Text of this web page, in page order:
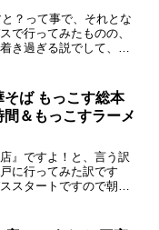
？って事で、それとな
で行ってみたものの、
き過ぎる説でして、と
食べてからのNOWです
！「...
そば もっこす総本
間＆もっこすラーメ
店』ですよ！と、言う訳
に行ってみた訳です
スタートですので朝が